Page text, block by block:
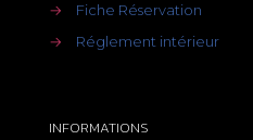
→
Fiche Réservation
→
Réglement intérieur
INFORMATIONS